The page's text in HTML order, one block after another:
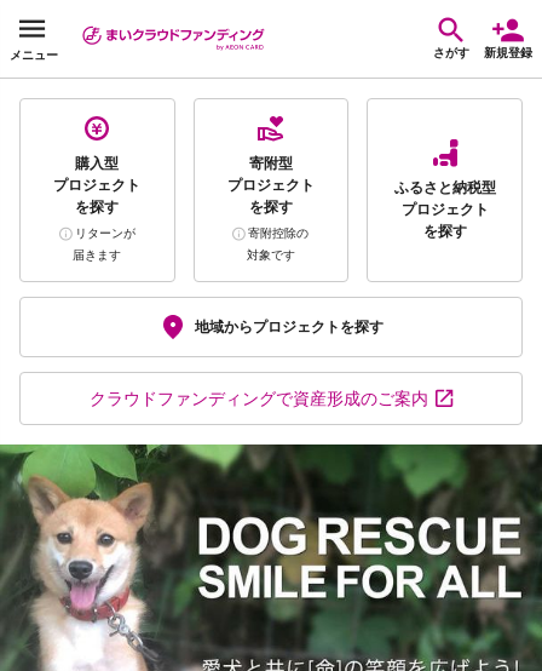
メニュー さがす 新規登録
購入型
プロジェクト
を探す
リターンが
届きます
寄附型
プロジェクト
を探す
寄附控除の
対象です
ふるさと納税型
プロジェクト
を探す
地域からプロジェクトを探す
クラウドファンディングで資産形成のご案内